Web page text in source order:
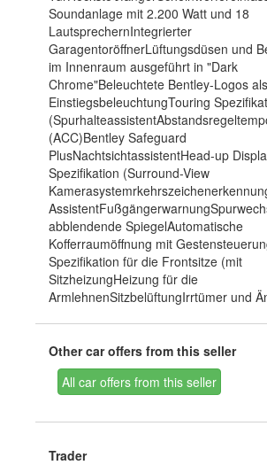
Soundanlage mit 2.200 Watt und 18
LautsprechernIntegrierter
GaragentoröffnerLüftungsdüsen und
im Innenraum ausgeführt in "Dark
Chrome"Beleuchtete Bentley-Logos als
EinstiegsbeleuchtungTouring
(ACC)Bentley Safeguard
PlusNachtsichtassistentHead-up
Spezifikation (Surround-View
abblendende SpiegelAutomatische
Kofferraumöffnung mit
Spezifikation für die Frontsitze (mit
SitzheizungHeizung für die
ArmlehnenSitzbelüftungIrrtümer und
Other car offers from this seller
All car offers from this seller
Trader